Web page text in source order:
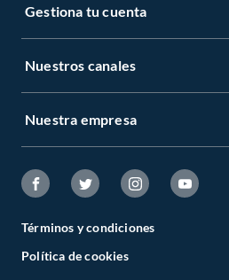
Gestiona tu cuenta
Nuestros canales
Nuestra empresa
Términos y condiciones
Política de cookies